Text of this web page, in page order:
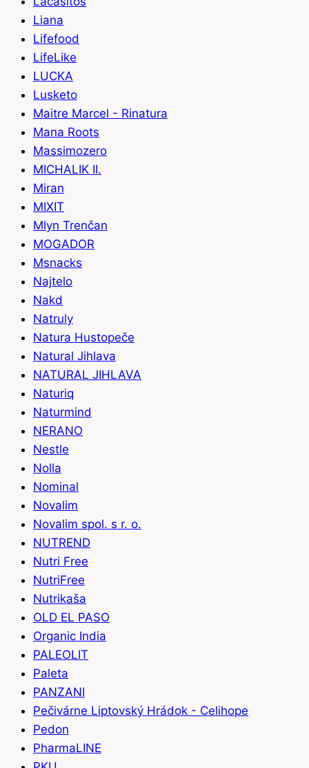
Liana
Lifefood
LifeLike
LUCKA
Lusketo
Maitre Marcel - Rinatura
Mana Roots
Massimozero
MICHALIK II.
Miran
MIXIT
Mlyn Trenčan
MOGADOR
Msnacks
Najtelo
Nakd
Natruly
Natura Hustopeče
Natural Jihlava
NATURAL JIHLAVA
Naturiq
Naturmind
NERANO
Nestle
Nolla
Nominal
Novalim
Novalim spol. s r. o.
NUTREND
Nutri Free
NutriFree
Nutrikaša
OLD EL PASO
Organic India
PALEOLIT
Paleta
PANZANI
Pečivárne Liptovský Hrádok - Celihope
Pedon
PharmaLINE